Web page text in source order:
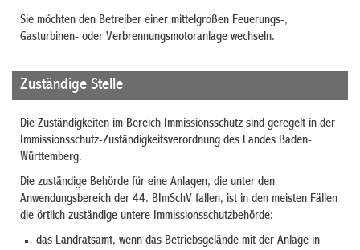
Sie möchten den Betreiber einer mittelgroßen Feuerungs-,
Gasturbinen- oder Verbrennungsmotoranlage wechseln.
Zuständige Stelle
Die Zuständigkeiten im Bereich Immissionsschutz sind geregelt in der
Immissionsschutz-Zuständigkeitsverordnung des Landes Baden-
Württemberg.
Die zuständige Behörde für eine Anlagen, die unter den
Anwendungsbereich der 44. BImSchV fallen, ist in den meisten Fällen
die örtlich zuständige untere Immissionsschutzbehörde:
das Landratsamt, wenn das Betriebsgelände mit der Anlage in